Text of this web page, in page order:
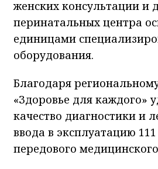
женских консультации и
перинатальных центра
единицами
оборудования.
Благодаря
«Здоровье для каждого»
качество диагностики и
ввода в эксплуатацию
передового